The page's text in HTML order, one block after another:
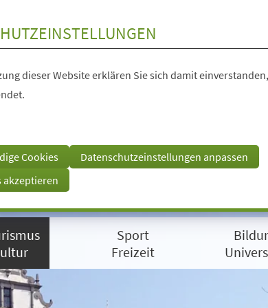
dieser Website erklären Sie sich damit
Cookies
Datenschutzeinstellungen anpassen
akzeptieren
Sport
Freizeit